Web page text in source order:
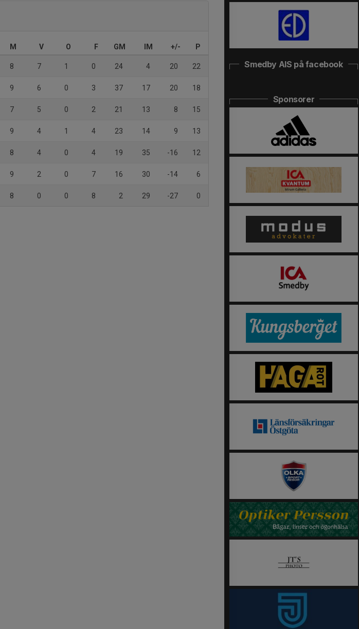
M V O F GM IM +/- P
8 7 1 0 24 4 20 22
9 6 0 3 37 17 20 18
7 5 0 2 21 13 8 15
9 4 1 4 23 14 9 13
8 4 0 4 19 35 -16 12
9 2 0 7 16 30 -14 6
8 0 0 8 2 29 -27 0
Smedby AIS på facebook
Sponsorer